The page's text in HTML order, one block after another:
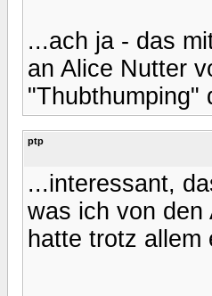
...ach ja - das
an Alice Nutter
"Thubthumping"
ptp
...interessant,
was ich von den
hatte trotz